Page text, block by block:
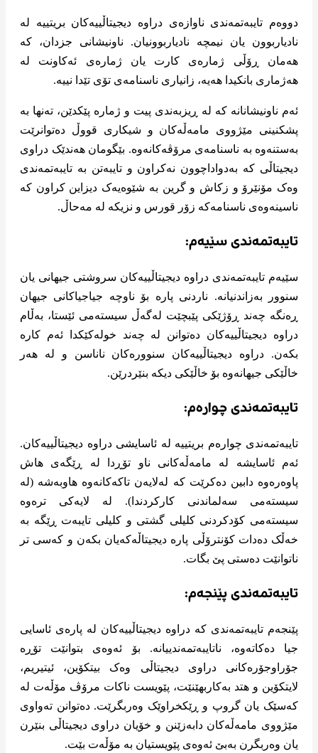
دووەم تایبەتمەندی ناوازەی دراوە دیجیتاڵییەکان بریتییە لە
نادیاربوون یان نیمچە نادیاربوونیان. ناونیشانی جزدان، کە
هەمان ڕۆڵی ژمارەی کارت یان ژمارەی ئەکاونت لە
هەژماری بانکیدا هەیە، زانیاری ناسنامەی تۆی تێدا نییە.
ئەم ناونیشانانە کە لە ڕیزبەندی پیت و ژمارە پێکدێن، تەنها بە
پشکنینی مێژووی مامەڵەکان و شیکاری قووڵ دەتوانرێت
بەستنەوە بە ناسنامەی مرۆڤەکانەوە. بێگومان هەندێک دراوی
دیجیتاڵی کە بەدواداچوون نەکراون و تایبەتن بە تایبەتمەندی
وەک مۆنێرۆ و زکاش و گرین بە شێوەیەک دیزاین کراون کە
ناسینەوەی ناسنامەکە زۆر قورس و نزیکە لە مەحاڵ.
تایبەتمەندی سێیەم:
سێیەم تایبەتمەندی دراوە دیجیتاڵییەکان سروشتی جیهانی یان
سنوور بەزاندنیانە. ناردنی پارە بۆ ناوچە جیاجیاکانی جیهان
ڕەنگە چەند ڕۆژێکی پێبچێت لەگەڵ سیستەمی ئێستا، بەڵام
دراوە دیجیتاڵییەکان دەتوانن لە چەند خولەکێکدا ئەم کارە
بکەن. دراوە دیجیتاڵییەکان سنوورەکان ناناسن و لە هەر
خاڵێکی جیهانەوە بۆ خاڵێکی دیکە بنێردرێن.
تایبەتمەندی چوارەم:
تایبەتمەندی چوارەم بریتییە لە ئاسایشی دراوە دیجیتاڵییەکان.
ئەم ئاسایشە لە مامەڵەکانی ناو تۆڕدا لە ڕێگەی هاش
پاوەرەوە دابین دەکرێت کە لەلایەن تاکەکانەوە هاوبەشە (لە
سیستەمی سەلماندنی کارکردندا). لە لایەکی ترەوە
سیستەمی کۆدکردنی کلیلی گشتی و کلیلی تایبەت ڕێگە بە
خەڵک دەدات کۆنترۆڵی پارە دیجیتاڵەکەیان بکەن و کەسی تر
ناتوانێت دەستی پێ بگات.
تایبەتمەندی پێنجەم:
پێنجەم تایبەتمەندی کە دراوە دیجیتاڵییەکان لە پارەی ئاسایی
جیا دەکاتەوە، ناتایبەتمەندییانە. بۆ ئەوەی بتوانێت تۆڕە
جۆراوجۆرەکانی دراوی دیجیتاڵی وەک بیتکۆین، ئیتیریم،
لایتکۆین و هتد بەکاربهێنێت، پێویست ناکات مرۆڤ مۆڵەت لە
کەسێک یان گروپ و ڕێکخراوێک وەربگرێت. دەتوانن تەواوی
مێژووی مامەڵەکان دابەزێنن و خۆیان دراوی دیجیتاڵی بنێرن
یان وەربگرن بەبێ ئەوەی پێویستیان بە مۆڵەت بێت.